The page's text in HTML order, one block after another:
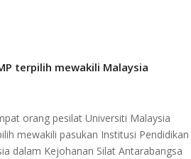
terpilih mewakili Malaysia
orang pesilat Universiti Malaysia
mewakili pasukan Institusi Pendidikan
dalam Kejohanan Silat Antarabangsa